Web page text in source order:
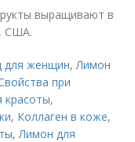
выращивают в
США.
для женщин,Лимон
при
красоты,
, Коллаген в коже,
,Лимон для